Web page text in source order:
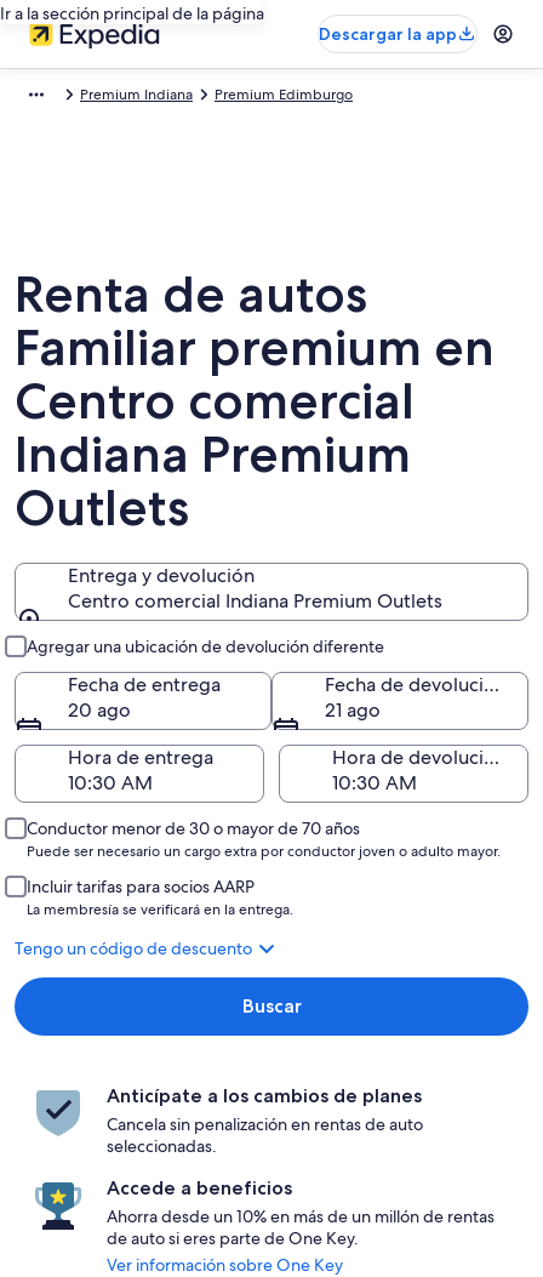
Ir a la sección principal de la página
Descargar la app
Premium Indiana Premium Edimburgo
Renta de autos
Familiar premium en
Centro comercial
Indiana Premium
Outlets
Entrega y devolución
Centro comercial Indiana Premium Outlets
Agregar una ubicación de devolución diferente
Fecha de entrega
20 ago
Fecha de devolución
21 ago
Hora de entrega
Hora de devolución
Conductor menor de 30 o mayor de 70 años
Puede ser necesario un cargo extra por conductor joven o adulto mayor.
Incluir tarifas para socios AARP
La membresía se verificará en la entrega.
Tengo un código de descuento
Buscar
Anticípate a los cambios de planes
Cancela sin penalización en rentas de auto
seleccionadas.
Accede a beneficios
Ahorra desde un 10% en más de un millón de rentas
de auto si eres parte de One Key.
Ver información sobre One Key